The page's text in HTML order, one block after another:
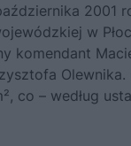
2001
w
komendant
Olewnika.
co – według